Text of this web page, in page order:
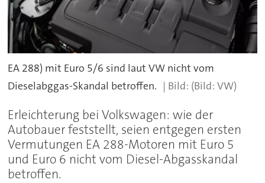
EA 288) mit Euro 5/6 sind laut VW nicht vom
Dieselabggas-Skandal betroffen.
(Bild: VW)
Erleichterung bei Volkswagen: wie der
Autobauer feststellt, seien entgegen ersten
Vermutungen EA 288-Motoren mit Euro 5
und Euro 6 nicht vom Diesel-Abgasskandal
betroffen.